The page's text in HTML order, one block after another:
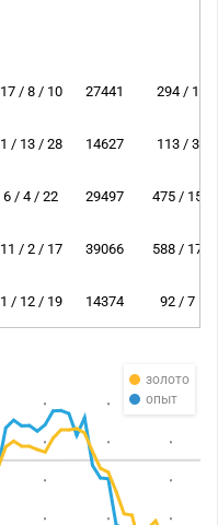
17 / 8 / 10 27441 294 / 1
1 / 13 / 28 14627 113 / 3
6 / 4 / 22 29497 475 / 15
11 / 2 / 17 39066 588 / 17
1 / 12 / 19 14374 92 / 7
золото
опыт